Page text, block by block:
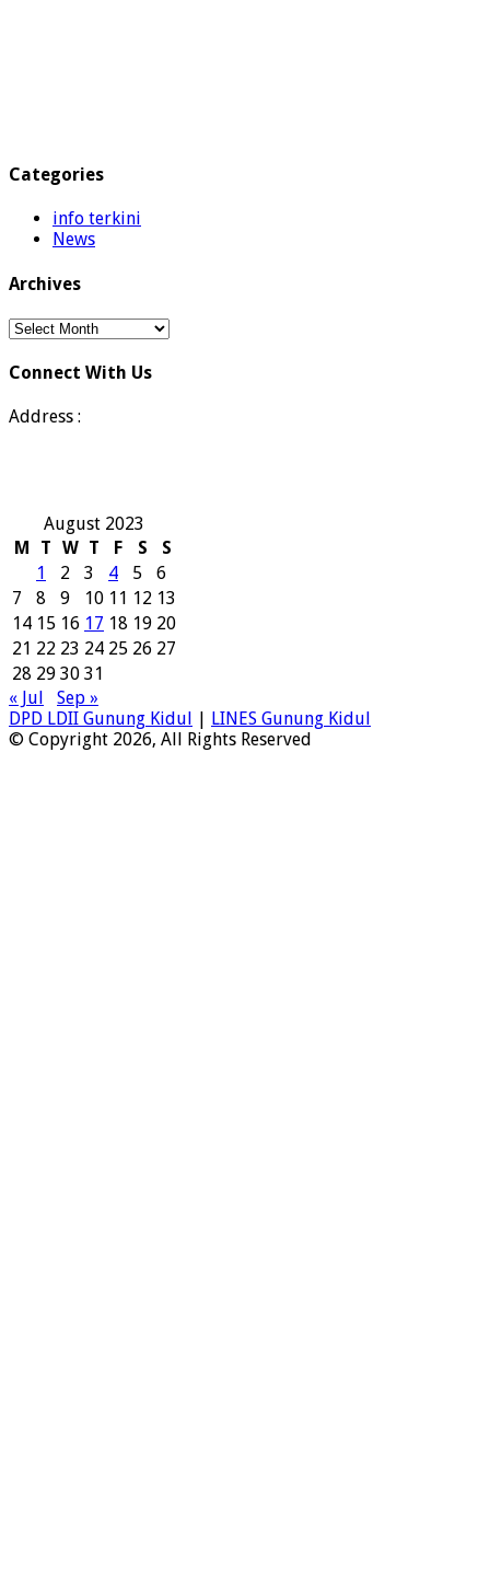
Categories
info terkini
News
Archives
Archives
Connect With Us
Address :
August 2023
M
T W T F S
S
1
2 3 4 5
6
7
8 9 10 11 12 13
14 15 16 17 18 19 20
21 22 23 24 25 26 27
28 29 30 31
« Jul
Sep »
DPD LDII Gunung Kidul | LINES Gunung Kidul
© Copyright 2026, All Rights Reserved